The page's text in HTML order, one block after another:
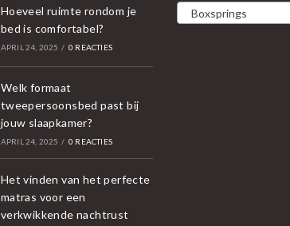
Hoeveel ruimte rondom je
bed is comfortabel?
APRIL 24, 2025 / 0 REACTIES
Welk formaat
tweepersoonsbed past bij
jouw slaapkamer?
APRIL 24, 2025 / 0 REACTIES
Het vinden van het perfecte
matras voor een
verkwikkende nachtrust
Boxsprings